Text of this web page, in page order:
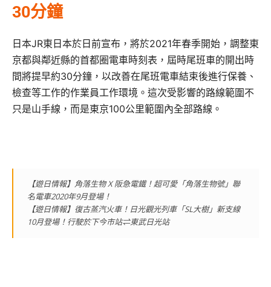
30分鐘
日本JR東日本於日前宣布，將於2021年春季開始，調整東
京都與鄰近縣的首都圈電車時刻表，屆時尾班車的開出時
間將提早約30分鐘，以改善在尾班電車結束後進行保養、
檢查等工作的作業員工作環境。這次受影響的路線範圍不
只是山手線，而是東京100公里範圍內全部路線。
【遊日情報】角落生物 X 阪急電鐵！超可愛「角落生物號」聯
名電車2020年9月登場！
【遊日情報】復古蒸汽火車！日光觀光列車「SL大樹」新支線
10月登場！行駛於下今市站⇌東武日光站